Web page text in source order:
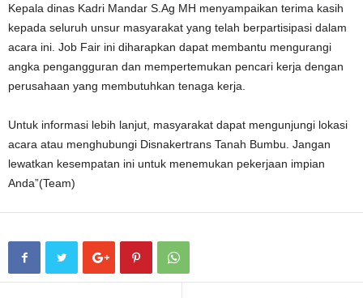
Kepala dinas Kadri Mandar S.Ag MH menyampaikan terima kasih
kepada seluruh unsur masyarakat yang telah berpartisipasi dalam
acara ini. Job Fair ini diharapkan dapat membantu mengurangi
angka pengangguran dan mempertemukan pencari kerja dengan
perusahaan yang membutuhkan tenaga kerja.
Untuk informasi lebih lanjut, masyarakat dapat mengunjungi lokasi
acara atau menghubungi Disnakertrans Tanah Bumbu. Jangan
lewatkan kesempatan ini untuk menemukan pekerjaan impian
Anda”(Team)